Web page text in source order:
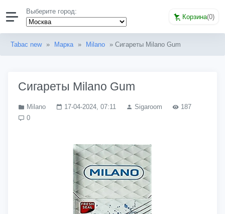
Выберите город:
Корзина(0)
Tabac new » Марка » Milano » Сигареты Milano Gum
Сигареты Milano Gum
Milano 17-04-2024, 07:11 Sigaroom
187
0